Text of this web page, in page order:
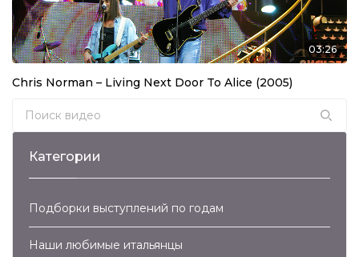
03:26
Chris Norman – Living Next Door To Alice (2005)
Search for:
Категории
Подборки выступлений по годам
Наши любимые итальянцы